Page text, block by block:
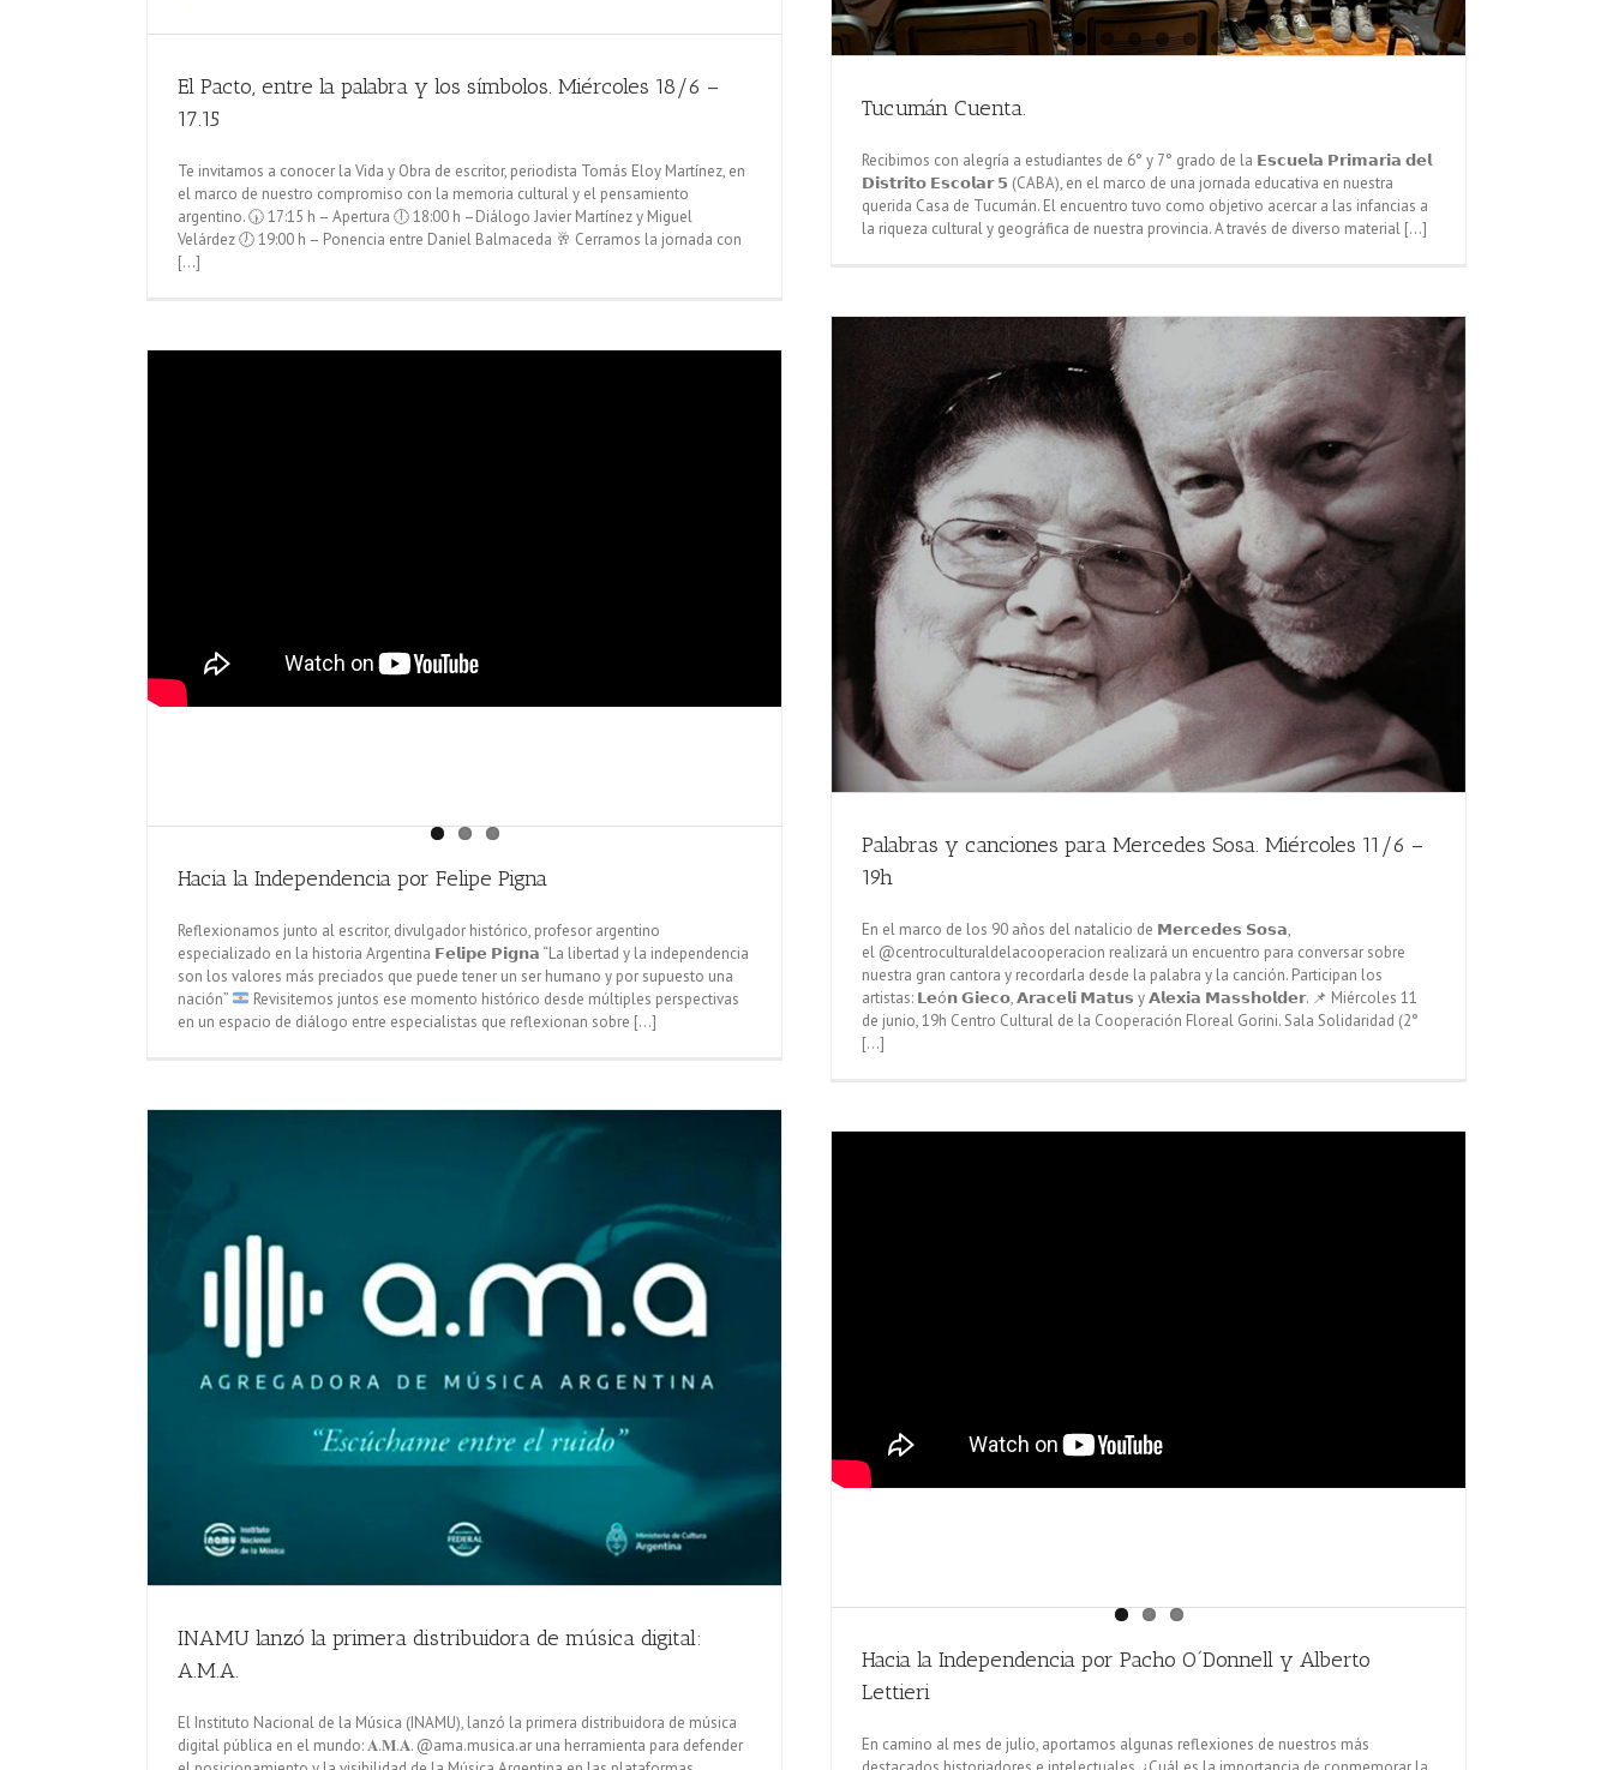
Tucumán Cuenta.
Recibimos con alegría a estudiantes de 6° y 7° grado de la 𝗘𝘀𝗰𝘂𝗲𝗹𝗮 𝗣𝗿𝗶𝗺𝗮𝗿𝗶𝗮 𝗱𝗲𝗹
𝗗𝗶𝘀𝘁𝗿𝗶𝘁𝗼 𝗘𝘀𝗰𝗼𝗹𝗮𝗿 𝟱 (CABA), en el marco de una jornada educativa en nuestra
querida Casa de Tucumán. El encuentro tuvo como objetivo acercar a las infancias a
la riqueza cultural y geográfica de nuestra provincia. A través de diverso material [...]
El Pacto, entre la palabra y los símbolos. Miércoles 18/6 –
17.15
Te invitamos a conocer la Vida y Obra de escritor, periodista Tomás Eloy Martínez, en
el marco de nuestro compromiso con la memoria cultural y el pensamiento
argentino. 🕠 17:15 h – Apertura 🕕 18:00 h –Diálogo Javier Martínez y Miguel
Velárdez 🕖 19:00 h – Ponencia entre Daniel Balmaceda 🥂 Cerramos la jornada con
[...]
Palabras y canciones para Mercedes Sosa. Miércoles 11/6 –
19h
En el marco de los 90 años del natalicio de 𝗠𝗲𝗿𝗰𝗲𝗱𝗲𝘀 𝗦𝗼𝘀𝗮,
el @centroculturaldelacooperacion realizará un encuentro para conversar sobre
nuestra gran cantora y recordarla desde la palabra y la canción. Participan los
artistas: 𝗟𝗲ó𝗻 𝗚𝗶𝗲𝗰𝗼, 𝗔𝗿𝗮𝗰𝗲𝗹𝗶 𝗠𝗮𝘁𝘂𝘀 y 𝗔𝗹𝗲𝘅𝗶𝗮 𝗠𝗮𝘀𝘀𝗵𝗼𝗹𝗱𝗲𝗿. 📌 Miércoles 11
de junio, 19h Centro Cultural de la Cooperación Floreal Gorini. Sala Solidaridad (2°
[...]
Hacia la Independencia por Felipe Pigna
Reflexionamos junto al escritor, divulgador histórico, profesor argentino
especializado en la historia Argentina 𝗙𝗲𝗹𝗶𝗽𝗲 𝗣𝗶𝗴𝗻𝗮 “La libertad y la independencia
son los valores más preciados que puede tener un ser humano y por supuesto una
nación”
Revisitemos juntos ese momento histórico desde múltiples perspectivas
en un espacio de diálogo entre especialistas que reflexionan sobre [...]
INAMU lanzó la primera distribuidora de música digital:
A.M.A.
El Instituto Nacional de la Música (INAMU), lanzó la primera distribuidora de música
digital pública en el mundo: 𝐀.𝐌.𝐀. @ama.musica.ar una herramienta para defender
Hacia la Independencia por Pacho O´Donnell y Alberto
Lettieri
En camino al mes de julio, aportamos algunas reflexiones de nuestros más